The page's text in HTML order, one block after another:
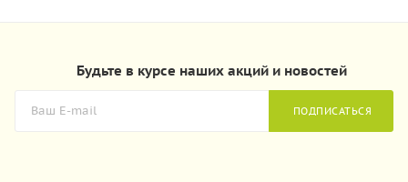
Будьте в курсе наших акций и новостей
ПОДПИСАТЬСЯ